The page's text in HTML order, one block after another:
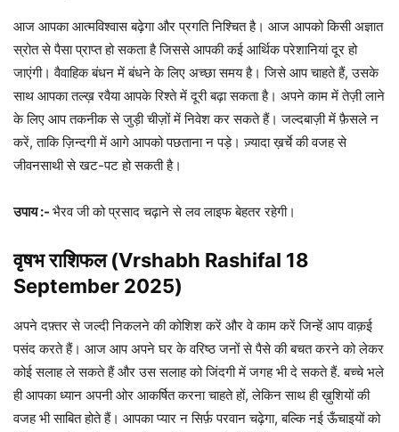
आज आपका आत्मविश्वास बढ़ेगा और प्रगति निश्चित है। आज आपको किसी अज्ञात
स्रोत से पैसा प्राप्त हो सकता है जिससे आपकी कई आर्थिक परेशानियां दूर हो
जाएंगी। वैवाहिक बंधन में बंधने के लिए अच्छा समय है। जिसे आप चाहते हैं, उसके
साथ आपका तल्ख़ रवैया आपके रिश्ते में दूरी बढ़ा सकता है। अपने काम में तेज़ी लाने
के लिए आप तकनीक से जुड़ी चीज़ों में निवेश कर सकते हैं। जल्दबाज़ी में फ़ैसले न
करें, ताकि ज़िन्दगी में आगे आपको पछताना न पड़े। ज़्यादा ख़र्चे की वजह से
जीवनसाथी से खट-पट हो सकती है।
उपाय :- भैरव जी को प्रसाद चढ़ाने से लव लाइफ बेहतर रहेगी।
वृषभ राशिफल (Vrshabh Rashifal 18
September 2025)
अपने दफ़्तर से जल्दी निकलने की कोशिश करें और वे काम करें जिन्हें आप वाक़ई
पसंद करते हैं। आज आप अपने घर के वरिष्ठ जनों से पैसे की बचत करने को लेकर
कोई सलाह ले सकते हैं और उस सलाह को जिंदगी में जगह भी दे सकते हैं. बच्चे भले
ही आपका ध्यान अपनी ओर आकर्षित करना चाहते हों, लेकिन साथ ही ख़ुशियों की
वजह भी साबित होते हैं। आपका प्यार न सिर्फ़ परवान चढ़ेगा, बल्कि नई ऊँचाइयों को